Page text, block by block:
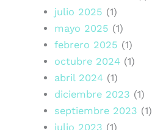
julio 2025 (1)
mayo 2025 (1)
febrero 2025 (1)
octubre 2024 (1)
abril 2024 (1)
diciembre 2023 (1)
septiembre 2023 (1)
julio 2023 (1)